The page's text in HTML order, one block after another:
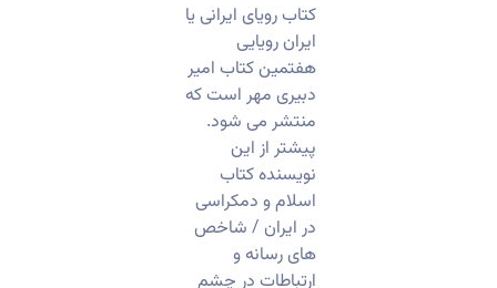
کتاب رویای ایرانی یا
ایران رویایی
هفتمین کتاب امیر
دبیری مهر است که
منتشر می شود.
پیشتر از این
نویسنده کتاب
اسلام و دمکراسی
در ایران / شاخص
های رسانه و
ارتباطات در چشم